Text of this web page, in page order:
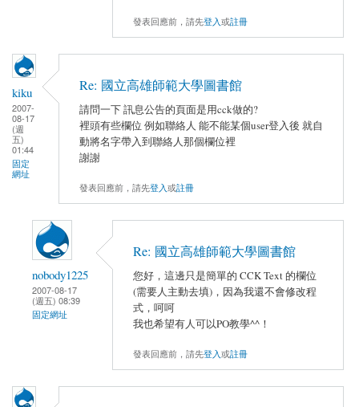
發表回應前，請先登入或註冊
kiku
2007-
08-17
(週
五)
01:44
固定
網址
Re: 國立高雄師範大學圖書館
請問一下 訊息公告的頁面是用cck做的?
裡頭有些欄位 例如聯絡人 能不能某個user登入後 就自
動將名字帶入到聯絡人那個欄位裡
謝謝
發表回應前，請先登入或註冊
nobody1225
2007-08-17
(週五) 08:39
固定網址
Re: 國立高雄師範大學圖書館
您好，這邊只是簡單的 CCK Text 的欄位
(需要人主動去填)，因為我還不會修改程
式，呵呵
我也希望有人可以PO教學^^！
發表回應前，請先登入或註冊